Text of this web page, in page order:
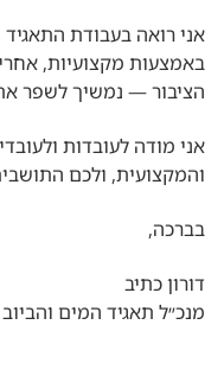
אני רואה בעבודת
באמצעות מקצועיות,
הציבור — נמשיך לשפר
אני מודה לעובדות
והמקצועית, ולכם
בברכה,
דורון כתיב
מנכ״ל תאגיד המים